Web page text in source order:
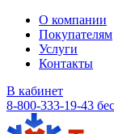
О компании
Покупателям
Услуги
Контакты
В кабинет
8-800-333-19-43